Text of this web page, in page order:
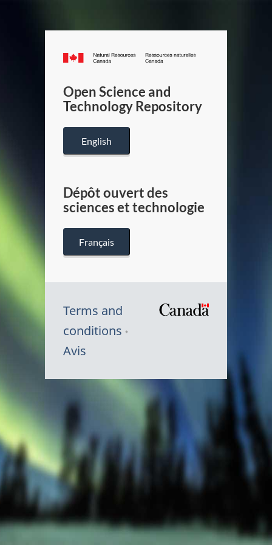
Canada.ca
/
Canada
Open Science and
Technology Repository
English
Dépôt ouvert des
sciences et technologie
Français
Terms and
conditions
Avis
Canada